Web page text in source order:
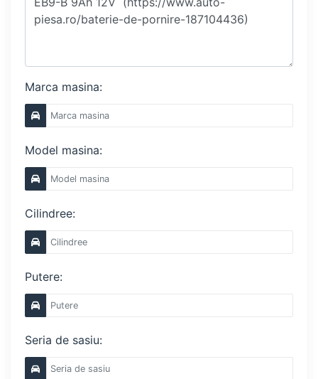
Marca masina:
Model masina:
Cilindree:
Putere:
Seria de sasiu: